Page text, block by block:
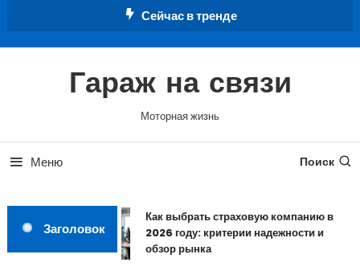
Сейчас в тренде
Гараж на связи
Моторная жизнь
Меню Поиск
Заголовок
Как выбрать страховую компанию в
2026 году: критерии надежности и
обзор рынка